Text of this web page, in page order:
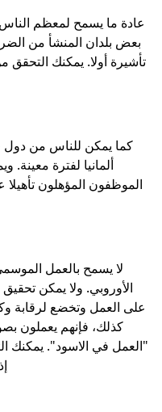
عادة ما يسمح لمعظم
بعض بلدان المنشأ من
تأشيرة أولا. يمكنك التحقق
كما يمكن للناس من دول
ألمانيا لفترة معينة.
الموظفون المؤهلون
لا يسمح بالعمل
الأوروبي. ولا يمكن
على العمل وتخضع لرقابة
كذلك، فإنهم يعملون
"العمل في الاسود". يمكنك